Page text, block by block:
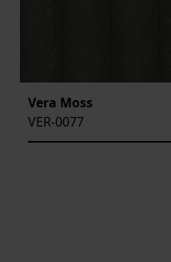
Vera Moss
VER-0077